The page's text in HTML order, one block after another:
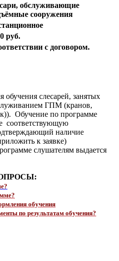
обслуживающие
сооружения
руб.
с договором.
обучения слесарей, занятых
ГПМ (кранов,
Обучение по программе
соответствующую
наличие
к заявке)
слушателям выдается
обучения
по результатам обучения?